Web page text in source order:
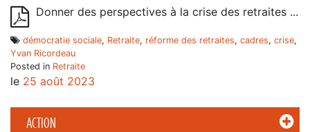
ACTION
Donner des perspectives à la crise des retraites ...
démocratie sociale, Retraite, réforme des retraites, cadres, crise,
Yvan Ricordeau
Posted in Retraite
le 25 août 2023